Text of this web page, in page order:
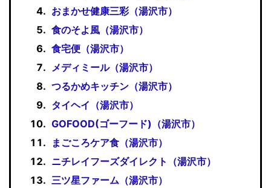
おまかせ健康三彩（湯沢市）
食のそよ風（湯沢市）
食宅便（湯沢市）
メディミール（湯沢市）
つるかめキッチン（湯沢市）
タイヘイ（湯沢市）
GOFOOD(ゴーフード)（湯沢市）
まごころケア食（湯沢市）
ニチレイフーズダイレクト（湯沢市）
三ツ星ファーム（湯沢市）